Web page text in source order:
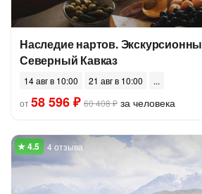
Наследие нартов.
Северный Кавказ
14 авг в 10:00
21 авг в 10:00
от58 596 ₽ 60 408 ₽ за человека
4 отзыва